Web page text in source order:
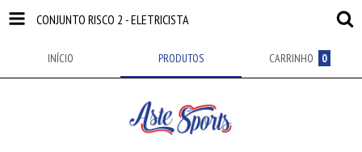
CONJUNTO RISCO 2 - ELETRICISTA
INÍCIO PRODUTOS CARRINHO 0